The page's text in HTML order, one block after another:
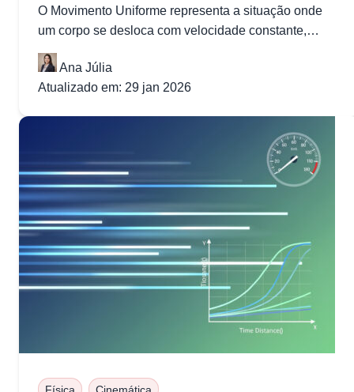
O Movimento Uniforme representa a situação onde
um corpo se desloca com velocidade constante,
percorrendo trajetórias retilíneas com rapidez
inalterada....
Ana Júlia
Atualizado em: 29 jan 2026